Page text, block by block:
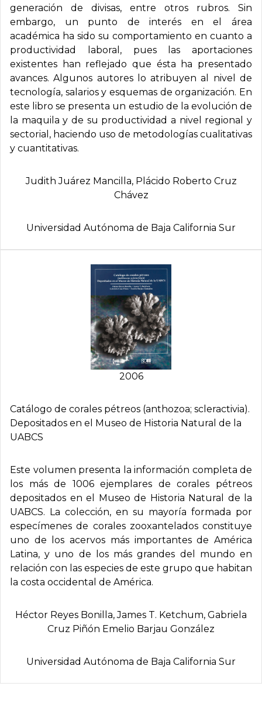
generación de divisas, entre otros rubros. Sin
embargo, un punto de interés en el área
académica ha sido su comportamiento en cuanto a
productividad laboral, pues las aportaciones
existentes han reflejado que ésta ha presentado
avances. Algunos autores lo atribuyen al nivel de
tecnología, salarios y esquemas de organización. En
este libro se presenta un estudio de la evolución de
la maquila y de su productividad a nivel regional y
sectorial, haciendo uso de metodologías cualitativas
y cuantitativas.
Judith Juárez Mancilla, Plácido Roberto Cruz
Chávez
Universidad Autónoma de Baja California Sur
2006
Catálogo de corales pétreos (anthozoa; scleractivia).
Depositados en el Museo de Historia Natural de la
UABCS
Este volumen presenta la información completa de
los más de 1006 ejemplares de corales pétreos
depositados en el Museo de Historia Natural de la
UABCS. La colección, en su mayoría formada por
especímenes de corales zooxantelados constituye
uno de los acervos más importantes de América
Latina, y uno de los más grandes del mundo en
relación con las especies de este grupo que habitan
la costa occidental de América.
Héctor Reyes Bonilla, James T. Ketchum, Gabriela
Cruz Piñón Emelio Barjau González
Universidad Autónoma de Baja California Sur